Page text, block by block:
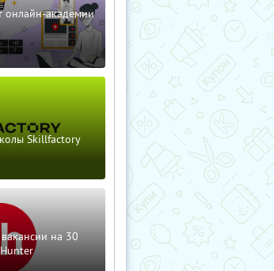
онлайн-академии
Skillfactory
на 30